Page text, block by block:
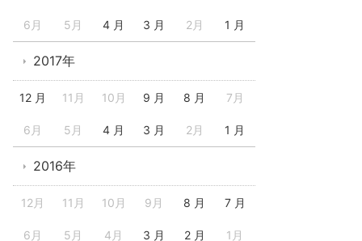
6月 5月 4 月 3 月 2月 1 月
2017年
12 月 11月 10月 9 月 8 月 7月
6月 5月 4 月 3 月 2月 1 月
2016年
12月 11月 10月 9月 8 月 7 月
6月 5月 4月 3 月 2 月 1月